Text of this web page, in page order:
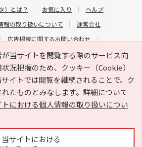
当サイトを閲覧する際のサービス向
況把握のため、クッキー（Cookie）
イトでは閲覧を継続されることで、ク
たものとみなします。詳細について
トにおける個人情報の取り扱いについ
当サイトにおける
）とは？ お気に入り
ヘルプ
報の取り扱いについて
運営会社
広告掲載に関するお問い合わせ
の内容に関するお問い合わせ
All Rights Reserved.